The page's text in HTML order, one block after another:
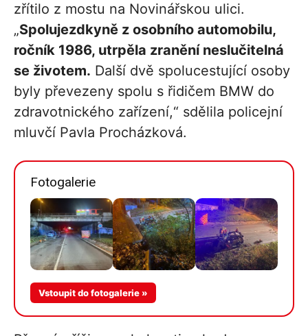
zřítilo z mostu na Novinářskou ulici.
„Spolujezdkyně z osobního automobilu,
ročník 1986, utrpěla zranění neslučitelná
se životem. Další dvě spolucestující osoby
byly převezeny spolu s řidičem BMW do
zdravotnického zařízení,“ sdělila policejní
mluvčí Pavla Procházková.
Fotogalerie
Vstoupit do fotogalerie »